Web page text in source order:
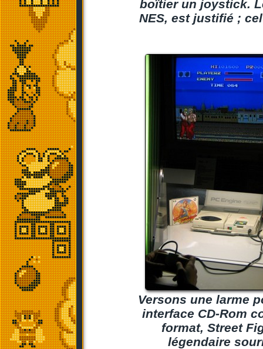
boîtier un joystick.
NES, est justifié ;
Versons une larme
interface CD-Rom
format, Street
légendaire